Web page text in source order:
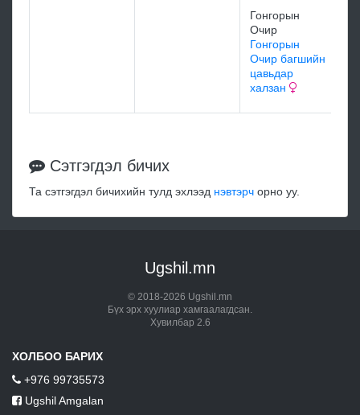
Гонгорын
Очир
Гонгорын
Очир багшийн
цавьдар
халзан
Сэтгэгдэл бичих
Та сэтгэгдэл бичихийн тулд эхлээд нэвтэрч орно уу.
Ugshil.mn
© 2018-2026 Ugshil.mn
Бүх эрх хуулиар хамгаалагдсан.
Хувилбар 2.6
ХОЛБОО БАРИХ
+976 99735573
Ugshil Amgalan